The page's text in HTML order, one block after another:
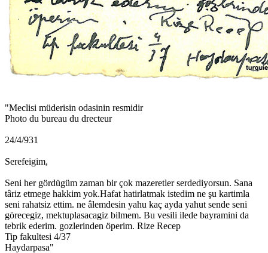
"Meclisi müderisin odasinin resmidir
Photo du bureau du drecteur
24/4/931
Serefeigim,
Seni her gördügüm zaman bir çok mazeretler serdediyorsun. Sana
târiz etmege hakkim yok.Hafat hatirlatmak istedim ne şu kartimla
seni rahatsiz ettim. ne âlemdesin yahu kaç ayda yahut sende seni
görecegiz, mektuplasacagiz bilmem. Bu vesili ilede bayramini da
tebrik ederim. gozlerinden öperim. Rize Recep
Tip fakultesi 4/37
Haydarpasa"